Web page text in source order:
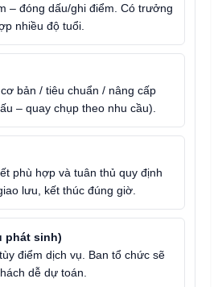
– đóng dấu/ghi điểm. Có trưởng
nhiều độ tuổi.
bản / tiêu chuẩn / nâng cấp
– quay chụp theo nhu cầu).
phù hợp và tuân thủ quy định
lưu, kết thúc đúng giờ.
phát sinh)
điểm dịch vụ. Ban tổ chức sẽ
dễ dự toán.